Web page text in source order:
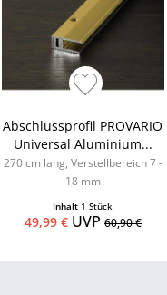
Abschlussprofil PROVARIO
Universal Aluminium...
270 cm lang, Verstellbereich 7 -
18 mm
Inhalt 1 Stück
49,99 €UVP 60,90 €